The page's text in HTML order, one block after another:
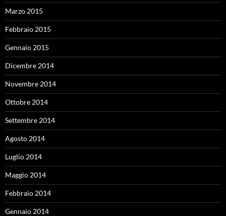
Marzo 2015
Febbraio 2015
Gennaio 2015
Dicembre 2014
Novembre 2014
Ottobre 2014
Settembre 2014
Agosto 2014
Luglio 2014
Maggio 2014
Febbraio 2014
Gennaio 2014